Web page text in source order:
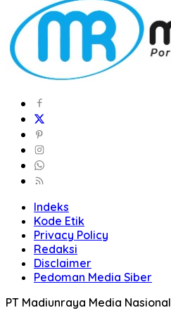
Indeks
Kode Etik
Privacy Policy
Redaksi
Disclaimer
Pedoman Media Siber
PT Madiunraya Media Nasional